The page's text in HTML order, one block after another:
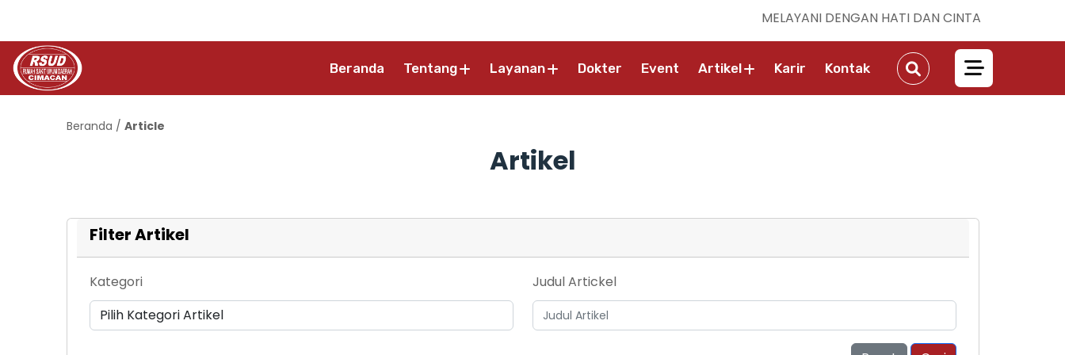
MELAYANI DENGAN HATI DAN CINTA
Beranda Tentang Layanan Dokter Event Artikel Karir Kontak
Beranda / Article
Artikel
Filter Artikel
Kategori Judul Artickel